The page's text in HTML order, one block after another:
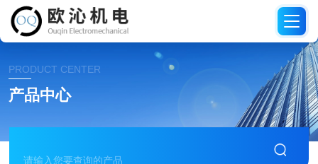
PRODUCT CENTER
产品中心